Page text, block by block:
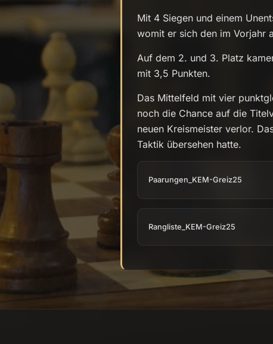
Mit 4 Siegen und einem
womit er sich den im Vorjahr
Auf dem 2. und 3. Platz
mit 3,5 Punkten.
Das Mittelfeld mit vier
noch die Chance auf die
neuen Kreismeister verlor.
Taktik übersehen hatte.
Paarungen_KEM-Greiz25
Rangliste_KEM-Greiz25